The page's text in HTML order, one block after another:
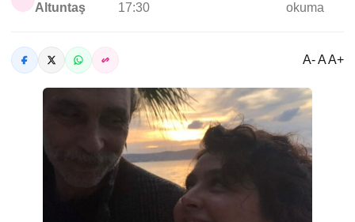
Altuntaş
17:30
okuma
A- A A+